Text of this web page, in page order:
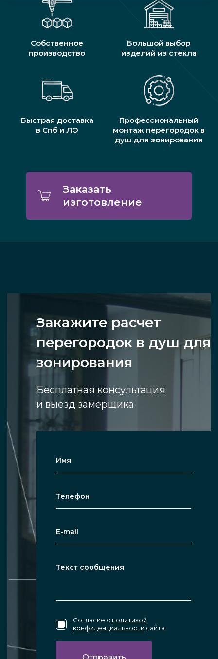
Собственное
производство
Большой выбор
изделий из стекла
Быстрая доставка
в Спб и ЛО
Профессиональный
монтаж перегородок в
душ для зонирования
Заказать
изготовление
Закажите расчет
перегородок в душ для
зонирования
Бесплатная консультация
и выезд замерщика
Согласие с политикой
конфиденциальности сайта